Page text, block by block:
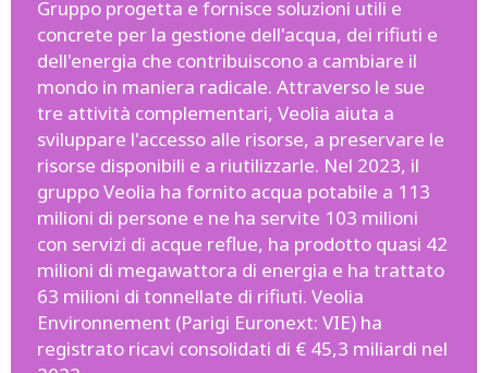
Gruppo progetta e fornisce soluzioni utili e
concrete per la gestione dell'acqua, dei rifiuti e
dell'energia che contribuiscono a cambiare il
mondo in maniera radicale. Attraverso le sue
tre attività complementari, Veolia aiuta a
sviluppare l'accesso alle risorse, a preservare le
risorse disponibili e a riutilizzarle. Nel 2023, il
gruppo Veolia ha fornito acqua potabile a 113
milioni di persone e ne ha servite 103 milioni
con servizi di acque reflue, ha prodotto quasi 42
milioni di megawattora di energia e ha trattato
63 milioni di tonnellate di rifiuti. Veolia
Environnement (Parigi Euronext: VIE) ha
registrato ricavi consolidati di € 45,3 miliardi nel